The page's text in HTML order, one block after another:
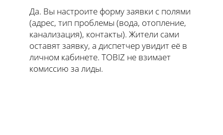
Да. Вы настроите форму заявки с полями
(адрес, тип проблемы (вода, отопление,
канализация), контакты). Жители сами
оставят заявку, а диспетчер увидит её в
личном кабинете. TOBIZ не взимает
комиссию за лиды.